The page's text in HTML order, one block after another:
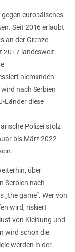
europäisches
Seit 2016 erlaubt
an der Grenze
2017 landesweit.
niemanden.
nach Serbien
Länder diese
Polizei stolz
bis März 2022
über
Serbien nach
„the game“. Wer von
wird, riskiert
von Kleidung und
wird schon die
werden in der